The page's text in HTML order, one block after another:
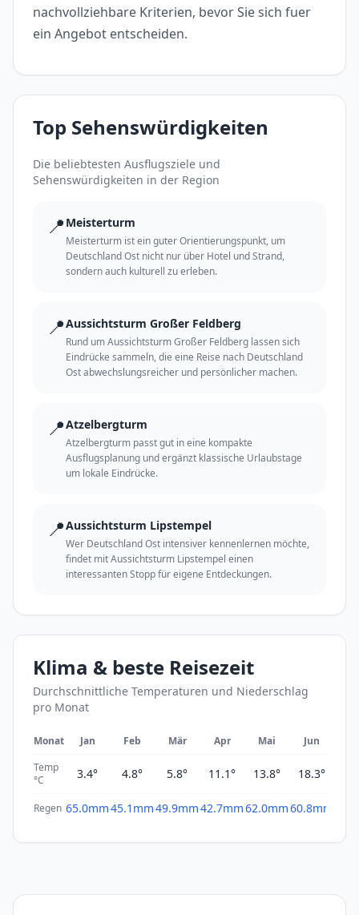
nachvollziehbare Kriterien, bevor Sie sich fuer
ein Angebot entscheiden.
Top Sehenswürdigkeiten
Die beliebtesten Ausflugsziele und
Sehenswürdigkeiten in der Region
📍 Meisterturm
Meisterturm ist ein guter Orientierungspunkt, um
Deutschland Ost nicht nur über Hotel und Strand,
sondern auch kulturell zu erleben.
📍Aussichtsturm Großer Feldberg
Rund um Aussichtsturm Großer Feldberg lassen sich
Eindrücke sammeln, die eine Reise nach Deutschland
Ost abwechslungsreicher und persönlicher machen.
📍Atzelbergturm
Atzelbergturm passt gut in eine kompakte
Ausflugsplanung und ergänzt klassische Urlaubstage
um lokale Eindrücke.
📍Aussichtsturm Lipstempel
Wer Deutschland Ost intensiver kennenlernen möchte,
findet mit Aussichtsturm Lipstempel einen
interessanten Stopp für eigene Entdeckungen.
Klima & beste Reisezeit
Durchschnittliche Temperaturen und Niederschlag
pro Monat
Monat Jan Feb Mär Apr Mai Jun
Temp
°C
3.4° 4.8° 5.8° 11.1° 13.8° 18.3°
Regen 65.0mm45.1mm49.9mm42.7mm62.0mm60.8mm